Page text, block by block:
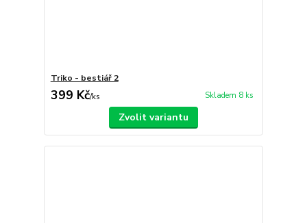
Triko - bestiář 2
399 Kč/ks Skladem 8 ks
Zvolit variantu